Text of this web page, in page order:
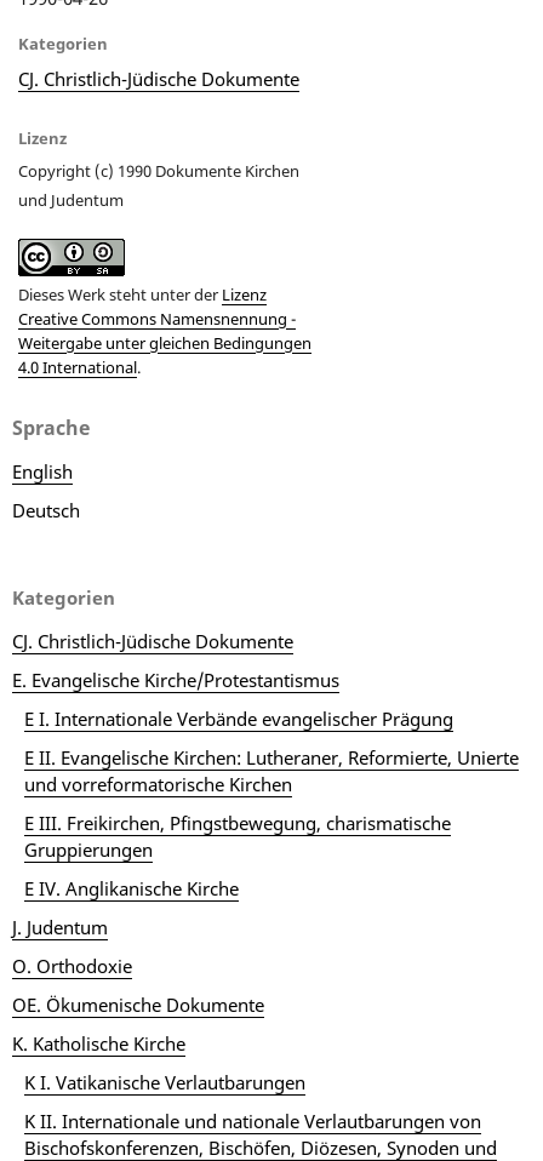
Kategorien
CJ. Christlich-Jüdische Dokumente
Lizenz
Copyright (c) 1990 Dokumente Kirchen
und Judentum
Dieses Werk steht unter der Lizenz
Creative Commons Namensnennung -
Weitergabe unter gleichen Bedingungen
4.0 International.
Sprache
English
Deutsch
Kategorien
CJ. Christlich-Jüdische Dokumente
E. Evangelische Kirche/Protestantismus
E I. Internationale Verbände evangelischer Prägung
E II. Evangelische Kirchen: Lutheraner, Reformierte, Unierte
und vorreformatorische Kirchen
E III. Freikirchen, Pfingstbewegung, charismatische
Gruppierungen
E IV. Anglikanische Kirche
J. Judentum
O. Orthodoxie
OE. Ökumenische Dokumente
K. Katholische Kirche
K I. Vatikanische Verlautbarungen
K II. Internationale und nationale Verlautbarungen von
Bischofskonferenzen, Bischöfen, Diözesen, Synoden und